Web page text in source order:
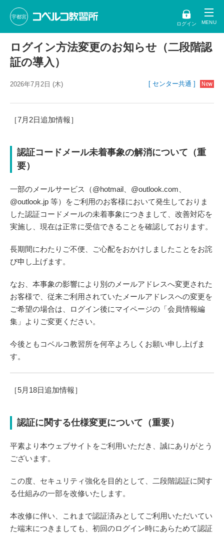
宇都宮
ログイン
ログイン方法変更のお知らせ（二段階認
証の導入）
2026年7月2日 (木) [ センター共通 ]
［7月2日追加情報］
認証コードメール未着事象の解消について（重
要）
一部のメールサービス（@hotmail、@outlook.com、
@outlook.jp 等）をご利用のお客様において発生しておりま
した認証コードメールの未着事象につきまして、改善対応を
実施し、現在は正常に受信できることを確認しております。
長期間にわたりご不便、ご心配をおかけしましたことをお詫
び申し上げます。
なお、本事象の影響により別のメールアドレスへ変更された
お客様で、従来ご利用されていたメールアドレスへの変更を
ご希望の場合は、ログイン後にマイページの「会員情報編
集」よりご変更ください。
今後ともコベルコ教習所を何卒よろしくお願い申し上げま
す。
［5月18日追加情報］
認証に関する仕様変更について（重要）
平素より本ウェブサイトをご利用いただき、誠にありがとう
ございます。
この度、セキュリティ強化を目的として、二段階認証に関す
る仕組みの一部を改修いたします。
本改修に伴い、これまで認証済みとしてご利用いただいてい
た端末につきましても、初回のログイン時にあらためて認証